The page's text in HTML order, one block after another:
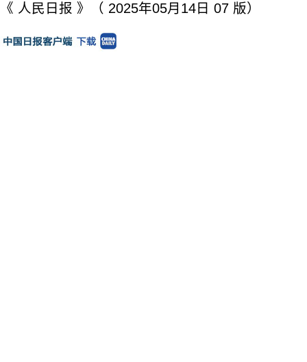
《 人民日报 》（ 2025年05月14日 07 版）